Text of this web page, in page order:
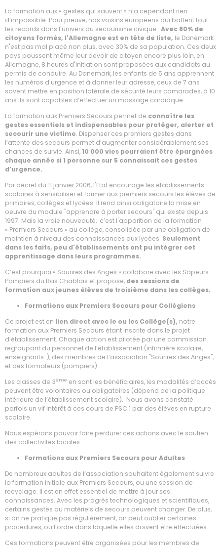
La formation aux « gestes qui sauvent » n’a cependant rien
d’impossible. Pour preuve, nos voisins européens qui battent tout
les records dans l'univers du secourisme civique : Avec 80% de
citoyens formés, l'Allemagne est en tête de liste, le Danemark
n'est pas mal placé non plus, avec 30% de sa population. Ces deux
pays poussent même leur devoir de citoyen encore plus loin, en
Allemagne, 8 heures d'initiation sont proposées aux candidats au
permis de conduire. Au Danemark, les enfants de 5 ans apprennent
les numéros d'urgence et à donner leur adresse, ceux de 7 ans
savent mettre en position latérale de sécurité leurs camarades, à 10
ans ils sont capables d’effectuer un massage cardiaque…
La formation aux Premiers Secours permet de connaître les
gestes essentiels et indispensables pour protéger, alerter et
secourir une victime. Dispenser ces premiers gestes dans
l’attente des secours permet d’augmenter considérablement ses
chances de survie. Ainsi, 10 000 vies pourraient être épargnées
chaque année si 1 personne sur 5 connaissait ces gestes
d’urgence.
Par décret du 11 janvier 2006, l'Etat encourage les établissements
scolaires à sensibiliser et former aux premiers secours les élèves de
primaires, collèges et lycées. Il rend ainsi obligatoire la mise en
oeuvre du module "apprendre à porter secours" qui existe depuis
1997. Mais la vraie nouveauté, c’est l'apparition de la formation
« Premiers Secours » au collège, consolidée par une obligation de
maintien à niveau des connaissances aux lycées. Seulement
dans les faits, peu d'établissements ont pu intégrer cet
apprentissage dans leurs programmes.
C’est pourquoi « Sourires des Anges » collabore avec les Sapeurs
Pompiers du Bas Chablais et propose, des sessions de
formation aux jeunes élèves de troisième dans les collèges.
Formations aux Premiers Secours pour Collégiens
Ce projet est en lien direct avec le ou les Collège(s), notre
formation aux Premiers Secours étant inscrite dans le projet
d’établissement. Chaque action est pilotée par une commission
regroupant du personnel de l’établissement (infirmière scolaire,
enseignants…), des membres de l’association "Sourires des Anges",
et des formateurs (pompiers).
Les classes de 3ème en sont les bénéficiaires, les modalités d’accès
peuvent être volontaires ou obligatoires (dépend de la politique
intérieure de l’établissement scolaire). Nous avons constaté
parfois un vif intérêt à ces cours de PSC 1 par des élèves en rupture
scolaire.
Nous espérons pouvoir faire perdurer ces actions avec le soutien
des collectivités locales.
Formations aux Premiers Secours pour Adultes
De nombreux adultes de l’association souhaitent également suivre
la formation initiale aux Premiers Secours, ou une session de
recyclage. Il est en effet essentiel de mettre à jour ses
connaissances. Avec les progrès technologiques et scientifiques,
certains gestes ou matériels de secours peuvent changer. De plus,
si on ne pratique pas régulièrement, on peut oublier certaines
procédures, ou l'ordre dans laquelle elles doivent être effectuées.
Ces formations peuvent être organisées pour les membres de